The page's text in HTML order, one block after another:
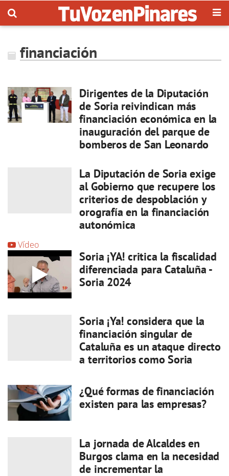
financiación
Dirigentes de la Diputación
de Soria reivindican más
financiación económica en la
inauguración del parque de
bomberos de San Leonardo
La Diputación de Soria exige
al Gobierno que recupere los
criterios de despoblación y
orografía en la financiación
autonómica
Vídeo
Soria ¡YA! critica la fiscalidad
diferenciada para Cataluña -
Soria 2024
Soria ¡Ya! considera que la
financiación singular de
Cataluña es un ataque directo
a territorios como Soria
¿Qué formas de financiación
existen para las empresas?
La jornada de Alcaldes en
Burgos clama en la necesidad
de incrementar la